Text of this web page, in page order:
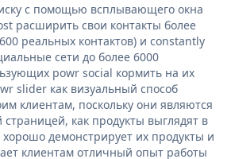
с помощью всплывающего окна
расширить свои контакты более
реальных контактов) и constantly
сети до более 6000
powr social кормить на их
slider как визуальный способ
клиентам, поскольку они являются
как продукты выглядят в
демонстрирует их продукты и
клиентам отличный опыт работы